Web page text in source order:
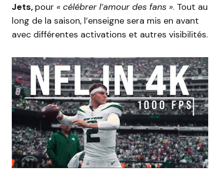
Jets, pour « célébrer l’amour des fans ». Tout au
long de la saison, l’enseigne sera mis en avant
avec différentes activations et autres visibilités.